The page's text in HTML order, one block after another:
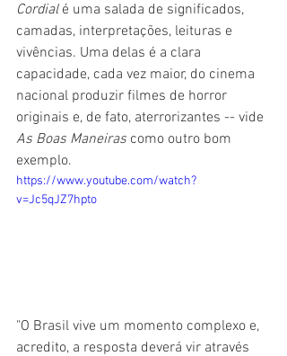
Cordial é uma salada de significados,
camadas, interpretações, leituras e
vivências. Uma delas é a clara
capacidade, cada vez maior, do cinema
nacional produzir filmes de horror
originais e, de fato, aterrorizantes -- vide
As Boas Maneiras como outro bom
exemplo.
https://www.youtube.com/watch?
v=Jc5qJZ7hpto
"O Brasil vive um momento complexo e,
acredito, a resposta deverá vir através